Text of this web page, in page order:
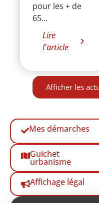
pour les + de
65...
Lire
l'article
Afficher les
Mes démarches
Guichet
urbanisme
Affichage légal